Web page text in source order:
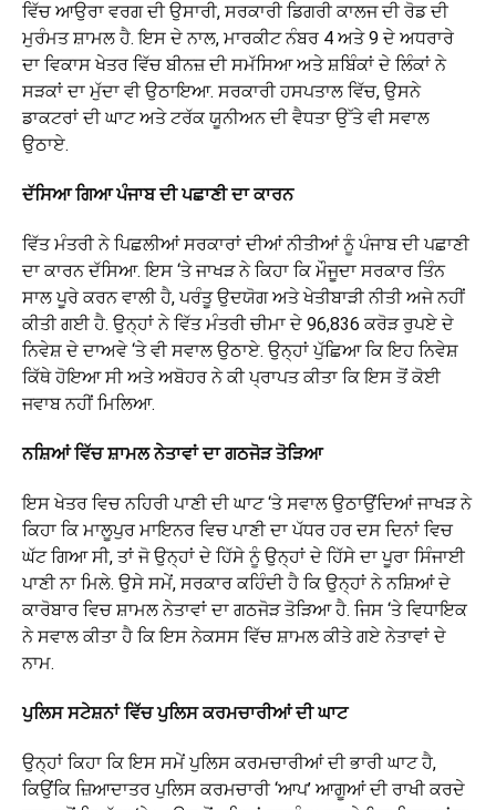
ਵਿੱਚ ਆਉਰਾ ਵਰਗ ਦੀ ਉਸਾਰੀ, ਸਰਕਾਰੀ ਡਿਗਰੀ ਕਾਲਜ ਦੀ ਰੋਡ ਦੀ
ਮੁਰੰਮਤ ਸ਼ਾਮਲ ਹੈ. ਇਸ ਦੇ ਨਾਲ, ਮਾਰਕੀਟ ਨੰਬਰ 4 ਅਤੇ 9 ਦੇ ਅਧਰਾਰੇ
ਦਾ ਵਿਕਾਸ ਖੇਤਰ ਵਿੱਚ ਬੀਨਜ਼ ਦੀ ਸਮੱਸਿਆ ਅਤੇ ਸ਼ਬਿੰਕਾਂ ਦੇ ਲਿੰਕਾਂ ਨੇ
ਸੜਕਾਂ ਦਾ ਮੁੱਦਾ ਵੀ ਉਠਾਇਆ. ਸਰਕਾਰੀ ਹਸਪਤਾਲ ਵਿੱਚ, ਉਸਨੇ
ਡਾਕਟਰਾਂ ਦੀ ਘਾਟ ਅਤੇ ਟਰੱਕ ਯੂਨੀਅਨ ਦੀ ਵੈਧਤਾ ਉੱਤੇ ਵੀ ਸਵਾਲ
ਉਠਾਏ.
ਦੱਸਿਆ ਗਿਆ ਪੰਜਾਬ ਦੀ ਪਛਾਣੀ ਦਾ ਕਾਰਨ
ਵਿੱਤ ਮੰਤਰੀ ਨੇ ਪਿਛਲੀਆਂ ਸਰਕਾਰਾਂ ਦੀਆਂ ਨੀਤੀਆਂ ਨੂੰ ਪੰਜਾਬ ਦੀ ਪਛਾਣੀ
ਦਾ ਕਾਰਨ ਦੱਸਿਆ. ਇਸ ‘ਤੇ ਜਾਖੜ ਨੇ ਕਿਹਾ ਕਿ ਮੌਜੂਦਾ ਸਰਕਾਰ ਤਿੰਨ
ਸਾਲ ਪੂਰੇ ਕਰਨ ਵਾਲੀ ਹੈ, ਪਰੰਤੂ ਉਦਯੋਗ ਅਤੇ ਖੇਤੀਬਾੜੀ ਨੀਤੀ ਅਜੇ ਨਹੀਂ
ਕੀਤੀ ਗਈ ਹੈ. ਉਨ੍ਹਾਂ ਨੇ ਵਿੱਤ ਮੰਤਰੀ ਚੀਮਾ ਦੇ 96,836 ਕਰੋੜ ਰੁਪਏ ਦੇ
ਨਿਵੇਸ਼ ਦੇ ਦਾਅਵੇ ‘ਤੇ ਵੀ ਸਵਾਲ ਉਠਾਏ. ਉਨ੍ਹਾਂ ਪੁੱਛਿਆ ਕਿ ਇਹ ਨਿਵੇਸ਼
ਕਿੱਥੇ ਹੋਇਆ ਸੀ ਅਤੇ ਅਬੋਹਰ ਨੇ ਕੀ ਪ੍ਰਾਪਤ ਕੀਤਾ ਕਿ ਇਸ ਤੋਂ ਕੋਈ
ਜਵਾਬ ਨਹੀਂ ਮਿਲਿਆ.
ਨਸ਼ਿਆਂ ਵਿੱਚ ਸ਼ਾਮਲ ਨੇਤਾਵਾਂ ਦਾ ਗਠਜੋੜ ਤੋੜਿਆ
ਇਸ ਖੇਤਰ ਵਿਚ ਨਹਿਰੀ ਪਾਣੀ ਦੀ ਘਾਟ ‘ਤੇ ਸਵਾਲ ਉਠਾਉਂਦਿਆਂ ਜਾਖੜ ਨੇ
ਕਿਹਾ ਕਿ ਮਾਲੂਪੁਰ ਮਾਇਨਰ ਵਿਚ ਪਾਣੀ ਦਾ ਪੱਧਰ ਹਰ ਦਸ ਦਿਨਾਂ ਵਿਚ
ਘੱਟ ਗਿਆ ਸੀ, ਤਾਂ ਜੋ ਉਨ੍ਹਾਂ ਦੇ ਹਿੱਸੇ ਨੂੰ ਉਨ੍ਹਾਂ ਦੇ ਹਿੱਸੇ ਦਾ ਪੂਰਾ ਸਿੰਜਾਈ
ਪਾਣੀ ਨਾ ਮਿਲੇ. ਉਸੇ ਸਮੇਂ, ਸਰਕਾਰ ਕਹਿੰਦੀ ਹੈ ਕਿ ਉਨ੍ਹਾਂ ਨੇ ਨਸ਼ਿਆਂ ਦੇ
ਕਾਰੋਬਾਰ ਵਿਚ ਸ਼ਾਮਲ ਨੇਤਾਵਾਂ ਦਾ ਗਠਜੋੜ ਤੋੜਿਆ ਹੈ. ਜਿਸ ‘ਤੇ ਵਿਧਾਇਕ
ਨੇ ਸਵਾਲ ਕੀਤਾ ਹੈ ਕਿ ਇਸ ਨੇਕਸਸ ਵਿੱਚ ਸ਼ਾਮਲ ਕੀਤੇ ਗਏ ਨੇਤਾਵਾਂ ਦੇ
ਨਾਮ.
ਪੁਲਿਸ ਸਟੇਸ਼ਨਾਂ ਵਿੱਚ ਪੁਲਿਸ ਕਰਮਚਾਰੀਆਂ ਦੀ ਘਾਟ
ਉਨ੍ਹਾਂ ਕਿਹਾ ਕਿ ਇਸ ਸਮੇਂ ਪੁਲਿਸ ਕਰਮਚਾਰੀਆਂ ਦੀ ਭਾਰੀ ਘਾਟ ਹੈ,
ਕਿਉਂਕਿ ਜ਼ਿਆਦਾਤਰ ਪੁਲਿਸ ਕਰਮਚਾਰੀ ‘ਆਪ’ ਆਗੂਆਂ ਦੀ ਰਾਖੀ ਕਰਦੇ